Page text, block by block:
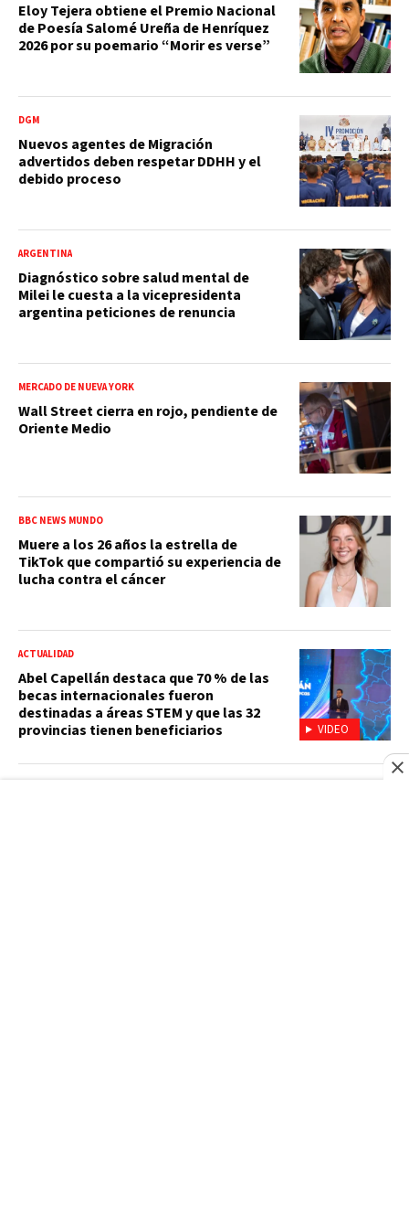
Eloy Tejera obtiene el Premio Nacional
de Poesía Salomé Ureña de Henríquez
2026 por su poemario “Morir es verse”
DGM
Nuevos agentes de Migración
advertidos deben respetar DDHH y el
debido proceso
ARGENTINA
Diagnóstico sobre salud mental de
Milei le cuesta a la vicepresidenta
argentina peticiones de renuncia
MERCADO DE NUEVA YORK
Wall Street cierra en rojo, pendiente de
Oriente Medio
BBC NEWS MUNDO
Muere a los 26 años la estrella de
TikTok que compartió su experiencia de
lucha contra el cáncer
VIDEO
ACTUALIDAD
Abel Capellán destaca que 70 % de las
becas internacionales fueron
destinadas a áreas STEM y que las 32
provincias tienen beneficiarios